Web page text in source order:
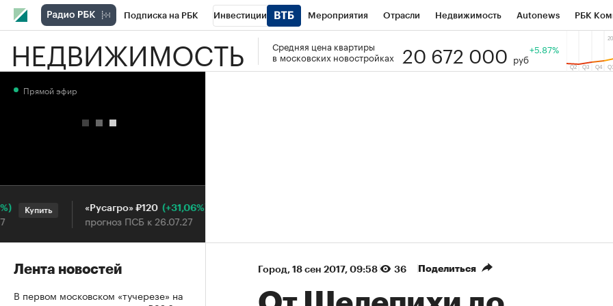
Подписка на РБК Инвестиции Мероприятия Отрасли Недвижимость Autonews РБК
РБК Вино Спорт Школа управления РБК РБК Образование Тренды
НЕДВИЖИМОСТЬ
Средняя цена квартиры
в московских новостройках
20 672 000 руб
+5.87%
Город⁠, 18 сен 2017, 09:58 36 Поделиться
Прямой эфир
Купить «Русагро» ₽120 (+31,06%)
прогноз ПСБ к 26.07.27
Купить
Лента новостей
В первом московском «тучерезе» на